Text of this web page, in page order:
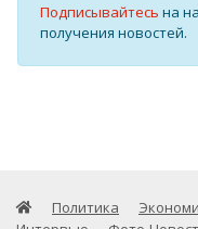
Подписывайтесь на
получения новостей.
Политика